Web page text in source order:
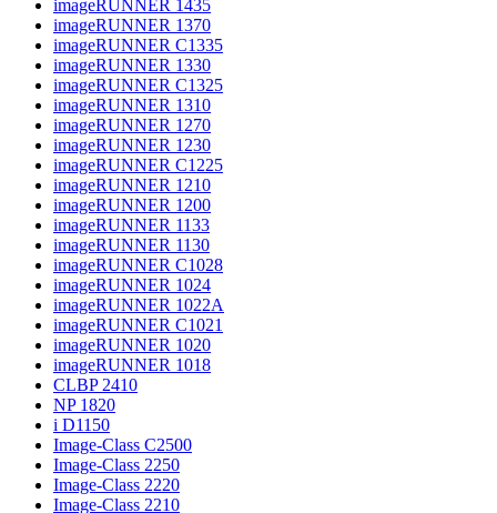
imageRUNNER 1435
imageRUNNER 1370
imageRUNNER C1335
imageRUNNER 1330
imageRUNNER C1325
imageRUNNER 1310
imageRUNNER 1270
imageRUNNER 1230
imageRUNNER C1225
imageRUNNER 1210
imageRUNNER 1200
imageRUNNER 1133
imageRUNNER 1130
imageRUNNER C1028
imageRUNNER 1024
imageRUNNER 1022A
imageRUNNER C1021
imageRUNNER 1020
imageRUNNER 1018
CLBP 2410
NP 1820
i D1150
Image-Class C2500
Image-Class 2250
Image-Class 2220
Image-Class 2210